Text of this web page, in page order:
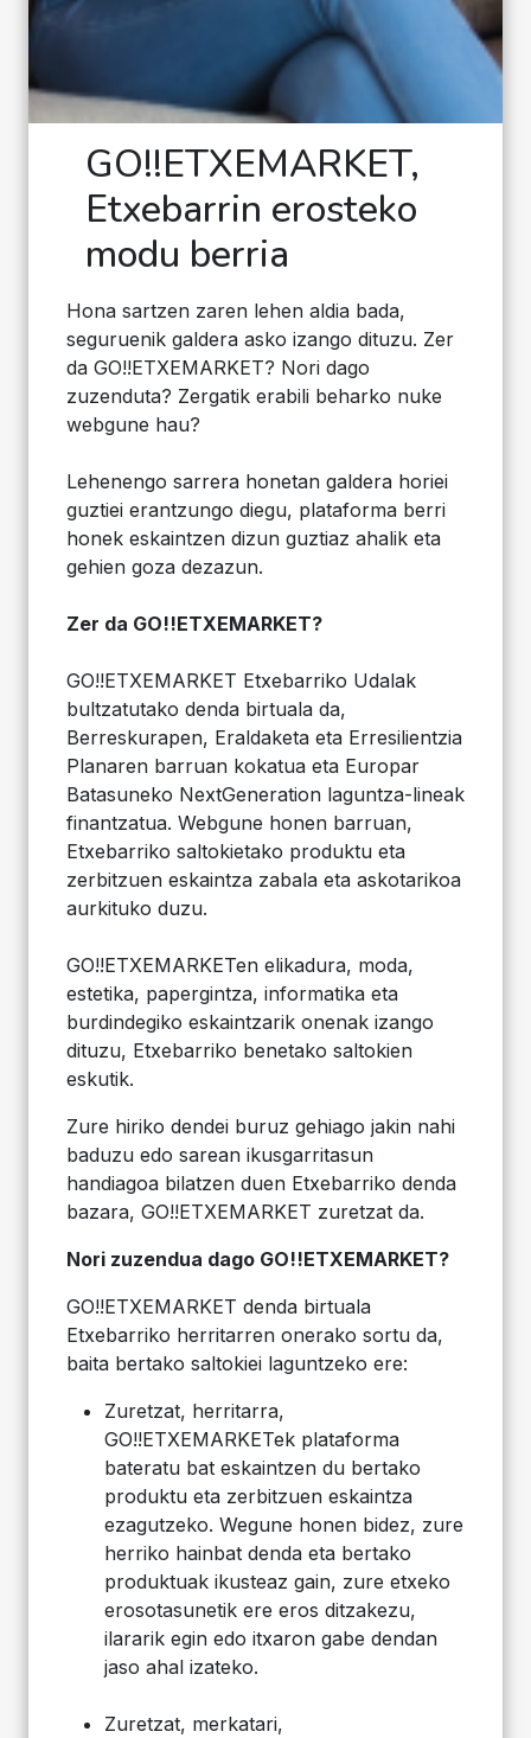
GO!!ETXEMARKET,
Etxebarrin erosteko
modu berria
Hona sartzen zaren lehen aldia bada,
seguruenik galdera asko izango dituzu. Zer
da GO!!ETXEMARKET? Nori dago
zuzenduta? Zergatik erabili beharko nuke
webgune hau?
Lehenengo sarrera honetan galdera horiei
guztiei erantzungo diegu, plataforma berri
honek eskaintzen dizun guztiaz ahalik eta
gehien goza dezazun.
Zer da GO!!ETXEMARKET?
GO!!ETXEMARKET Etxebarriko Udalak
bultzatutako denda birtuala da,
Berreskurapen, Eraldaketa eta Erresilientzia
Planaren barruan kokatua eta Europar
Batasuneko NextGeneration laguntza-lineak
finantzatua. Webgune honen barruan,
Etxebarriko saltokietako produktu eta
zerbitzuen eskaintza zabala eta askotarikoa
aurkituko duzu.
GO!!ETXEMARKETen elikadura, moda,
estetika, papergintza, informatika eta
burdindegiko eskaintzarik onenak izango
dituzu, Etxebarriko benetako saltokien
eskutik.
Zure hiriko dendei buruz gehiago jakin nahi
baduzu edo sarean ikusgarritasun
handiagoa bilatzen duen Etxebarriko denda
bazara, GO!!ETXEMARKET zuretzat da.
Nori zuzendua dago GO!!ETXEMARKET?
GO!!ETXEMARKET denda birtuala
Etxebarriko herritarren onerako sortu da,
baita bertako saltokiei laguntzeko ere:
Zuretzat, herritarra,
GO!!ETXEMARKETek plataforma
bateratu bat eskaintzen du bertako
produktu eta zerbitzuen eskaintza
ezagutzeko. Wegune honen bidez, zure
herriko hainbat denda eta bertako
produktuak ikusteaz gain, zure etxeko
erosotasunetik ere eros ditzakezu,
ilararik egin edo itxaron gabe dendan
jaso ahal izateko.
Zuretzat, merkatari,